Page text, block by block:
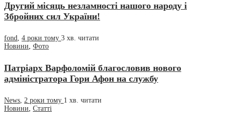
Другий місяць незламності нашого народу і
Збройних сил України!
fond, 4 роки тому 3 хв. читати
Новини, Фото
Патріарх Варфоломій благословив нового
адміністратора Гори Афон на службу
News, 2 роки тому 1 хв. читати
Новини, Статті